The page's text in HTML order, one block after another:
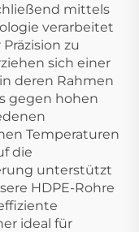
mittels
verarbeitet
zu
sich einer
deren Rahmen
gegen hohen
Temperaturen
die
unterstützt
HDPE-Rohre
ideal für